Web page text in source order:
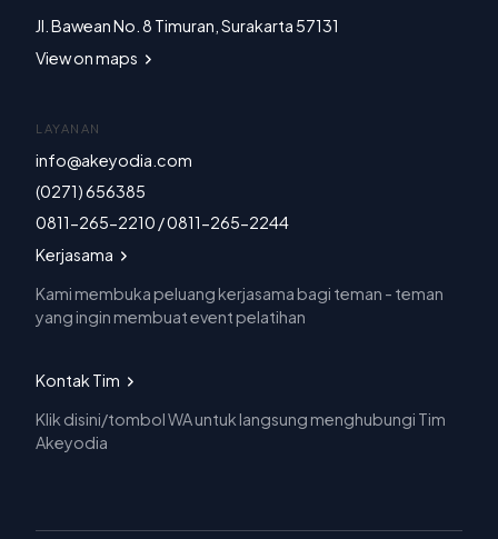
Jl. Bawean No. 8 Timuran, Surakarta 57131
View on maps
LAYANAN
info@akeyodia.com
(0271) 656385
0811-265-2210 / 0811-265-2244
Kerjasama
Kami membuka peluang kerjasama bagi teman - teman
yang ingin membuat event pelatihan
Kontak Tim
Klik disini/tombol WA untuk langsung menghubungi Tim
Akeyodia